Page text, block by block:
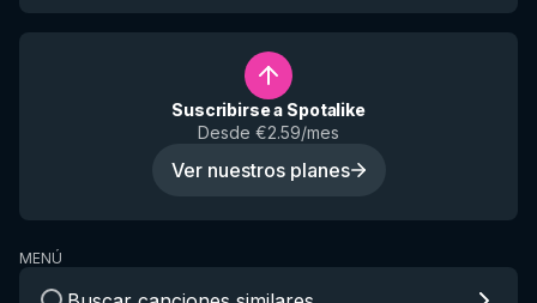
Suscribirse a Spotalike
Desde €2.59/mes
Ver nuestros planes
MENÚ